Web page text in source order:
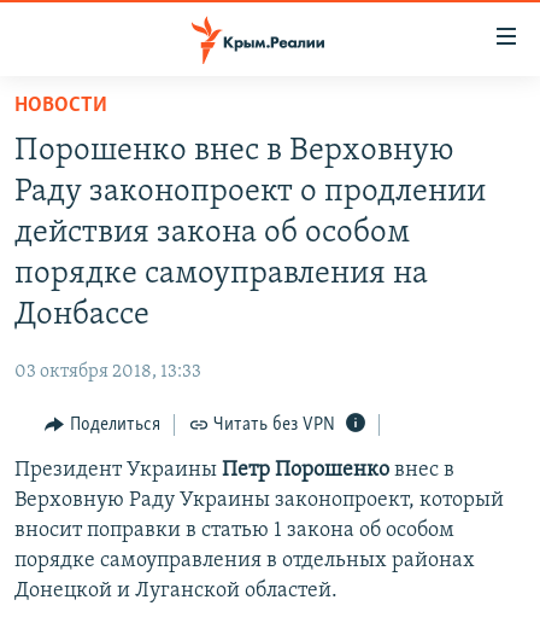
Вернуться
основному
содержанию
Вернутся
главной
навигации
Вернутся
СПЕЦПРОЕКТЫ
ГРУЗ 200
11 ЛЕТ ОККУПАЦИИ КРЫМА. 11 ИСТОРИЙ СОПРОТИВЛЕНИЯ
ВОДА
ЕЩЕ
ТЕЛЕПРОЕКТ КРЫМ.РЕАЛИИ
СОВЕТЫ ПРАВОЗАЩИТНИКОВ
ПОБЕДИТЕЛЕЙ НЕ СУДЯТ?
КРЫМ.НЕПОКОРЕННЫЙ
КАК ОБОЙТИ БЛОКИРОВКУ
Qırımtatar
ПРИСОЕДИНЯЙТЕСЬ!
НОВОСТИ
Порошенко внес в Верховную
Раду законопроект о продлении
действия закона об особом
порядке самоуправления на
Донбассе
03 октября 2018, 13:33
Поделиться Читать без VPN
Президент Украины Петр Порошенко внес в
Верховную Раду Украины законопроект, который
вносит поправки в статью 1 закона об особом
порядке самоуправления в отдельных районах
Донецкой и Луганской областей.